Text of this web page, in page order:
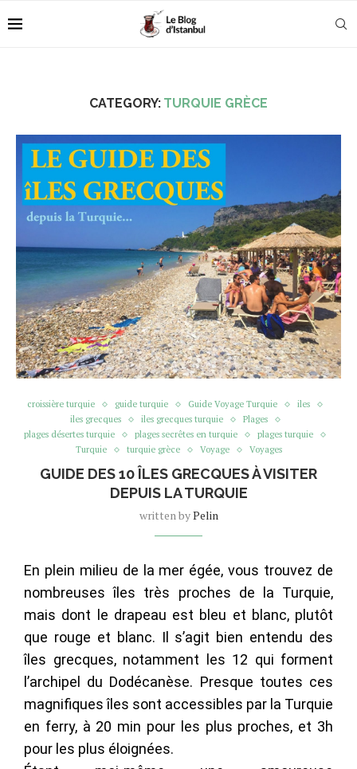
CATEGORY: TURQUIE GRÈCE
croissière turquie guide turquie Guide Voyage Turquie
iles
iles grecques
iles grecques turquie
Plages
plages désertes turquie
plages secrêtes en turquie
plages turquie
Turquie
turquie grèce Voyage Voyages
GUIDE DES 10 ÎLES GRECQUES À VISITER
DEPUIS LA TURQUIE
written byPelin
En plein milieu de la mer égée, vous trouvez de
nombreuses îles très proches de la Turquie,
mais dont le drapeau est bleu et blanc, plutôt
que rouge et blanc. Il s’agit bien entendu des
îles grecques, notamment les 12 qui forment
l’archipel du Dodécanèse. Presque toutes ces
magnifiques îles sont accessibles par la Turquie
en ferry, à 20 min pour les plus proches, et 3h
pour les plus éloignées.